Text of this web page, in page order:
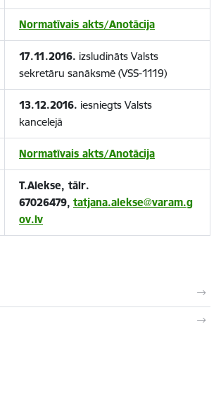
Normatīvais akts/Anotācija
17.11.2016. izsludināts Valsts
sekretāru sanāksmē (VSS-1119)
13.12.2016. iesniegts Valsts
kancelejā
Normatīvais akts/Anotācija
T.Alekse, tālr.
67026479, tatjana.alekse@varam.g
ov.lv